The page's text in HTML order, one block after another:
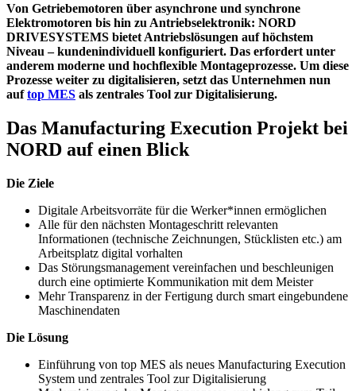
Von Getriebemotoren über asynchrone und synchrone
Elektromotoren bis hin zu Antriebselektronik: NORD
DRIVESYSTEMS bietet Antriebslösungen auf höchstem
Niveau – kundenindividuell konfiguriert. Das erfordert unter
anderem moderne und hochflexible Montageprozesse. Um diese
Prozesse weiter zu digitalisieren, setzt das Unternehmen nun
auftop MES als zentrales Tool zur Digitalisierung.
Das Manufacturing Execution Projekt bei
NORD auf einen Blick
Die Ziele
Digitale Arbeitsvorräte für die Werker*innen ermöglichen
Alle für den nächsten Montageschritt relevanten
Informationen (technische Zeichnungen, Stücklisten etc.) am
Arbeitsplatz digital vorhalten
Das Störungsmanagement vereinfachen und beschleunigen
durch eine optimierte Kommunikation mit dem Meister
Mehr Transparenz in der Fertigung durch smart eingebundene
Maschinendaten
Die Lösung
Einführung von top MES als neues Manufacturing Execution
System und zentrales Tool zur Digitalisierung